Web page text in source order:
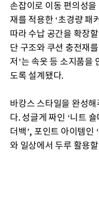
손잡이로 이동 편의성
재를 적용한 ‘초경량 패
따라 수납 공간을 확장
단 구조와 쿠션 충전재
저’는 속옷 등 소지품을
도록 설계됐다.
바캉스 스타일을 완성
다. 성글게 짜인 ‘니트
더백’, 포인트 아이템인
와 일상에서 두루 활용